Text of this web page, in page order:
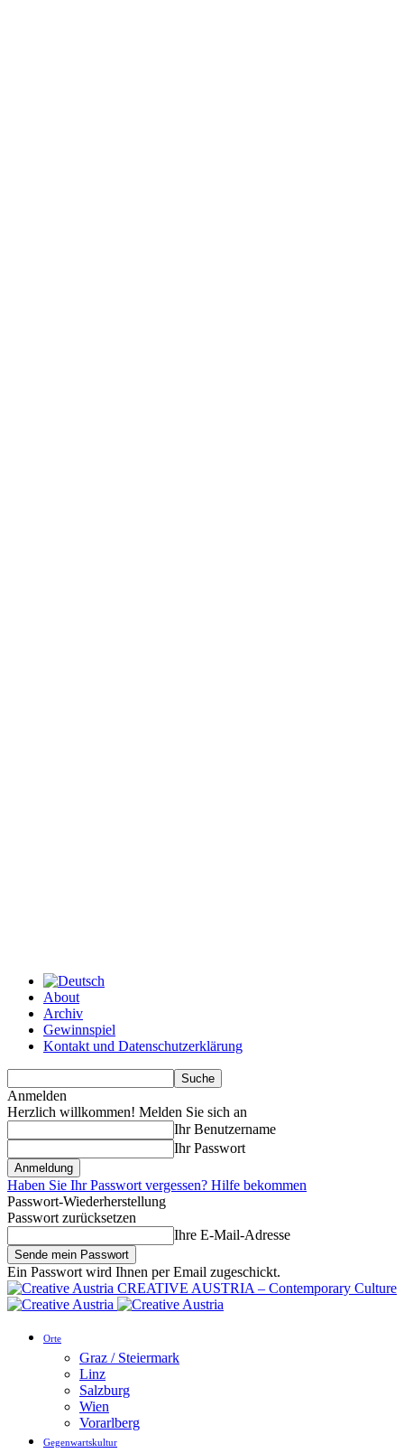
About
Archiv
Gewinnspiel
Kontakt und Datenschutzerklärung
Anmelden
Herzlich willkommen! Melden Sie sich an
Ihr Benutzername
Ihr Passwort
Haben Sie Ihr Passwort vergessen? Hilfe bekommen
Passwort-Wiederherstellung
Passwort zurücksetzen
Ihre E-Mail-Adresse
Ein Passwort wird Ihnen per Email zugeschickt.
CREATIVE AUSTRIA – Contemporary Culture
Orte
Graz / Steiermark
Linz
Salzburg
Wien
Vorarlberg
Gegenwartskultur